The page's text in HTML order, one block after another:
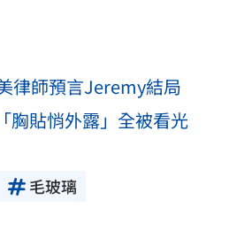
律師預言Jeremy結局
胸貼悄外露」全被看光
毛玻璃